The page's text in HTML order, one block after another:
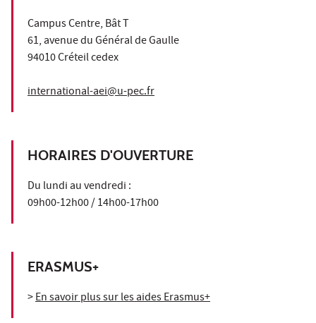
Campus Centre, Bât T
61, avenue du Général de Gaulle
94010 Créteil cedex
international-aei@u-pec.fr
HORAIRES D'OUVERTURE
Du lundi au vendredi :
09h00-12h00 / 14h00-17h00
ERASMUS+
>En savoir plus sur les aides Erasmus+